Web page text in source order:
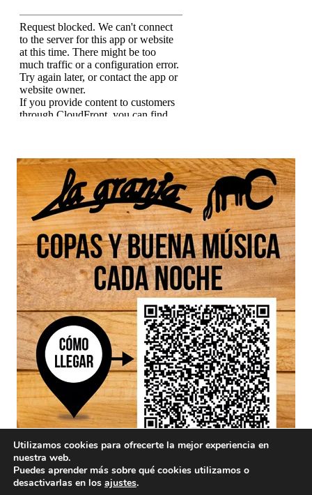
Utilizamos cookies para ofrecerte la mejor experiencia en
nuestra web.
Puedes aprender más sobre qué cookies utilizamos o
desactivarlas en los ajustes.